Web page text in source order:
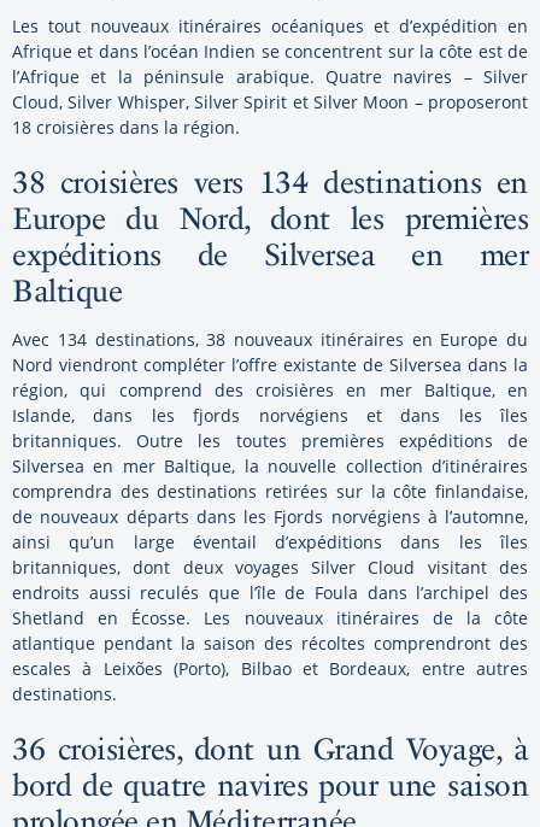
Les tout nouveaux itinéraires océaniques et d’expédition en
Afrique et dans l’océan Indien se concentrent sur la côte est de
l’Afrique et la péninsule arabique. Quatre navires – Silver
Cloud, Silver Whisper, Silver Spirit et Silver Moon – proposeront
18 croisières dans la région.
38 croisières vers 134 destinations en
Europe du Nord, dont les premières
expéditions de Silversea en mer
Baltique
Avec 134 destinations, 38 nouveaux itinéraires en Europe du
Nord viendront compléter l’offre existante de Silversea dans la
région, qui comprend des croisières en mer Baltique, en
Islande, dans les fjords norvégiens et dans les îles
britanniques. Outre les toutes premières expéditions de
Silversea en mer Baltique, la nouvelle collection d’itinéraires
comprendra des destinations retirées sur la côte finlandaise,
de nouveaux départs dans les Fjords norvégiens à l’automne,
ainsi qu’un large éventail d’expéditions dans les îles
britanniques, dont deux voyages Silver Cloud visitant des
endroits aussi reculés que l’île de Foula dans l’archipel des
Shetland en Écosse. Les nouveaux itinéraires de la côte
atlantique pendant la saison des récoltes comprendront des
escales à Leixões (Porto), Bilbao et Bordeaux, entre autres
destinations.
36 croisières, dont un Grand Voyage, à
bord de quatre navires pour une saison